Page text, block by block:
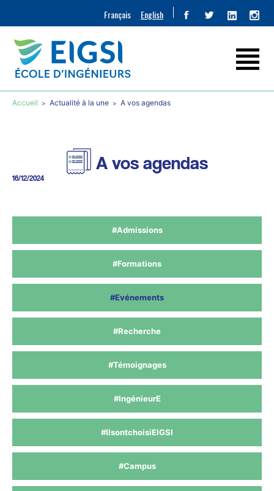
Français English
Accueil Actualité à la une A vos agendas
A vos agendas
16/12/2024
#Admissions
#Formations
#Evénements
#Recherche
#Témoignages
#IngénieurE
#IlsontchoisiEIGSI
#Campus